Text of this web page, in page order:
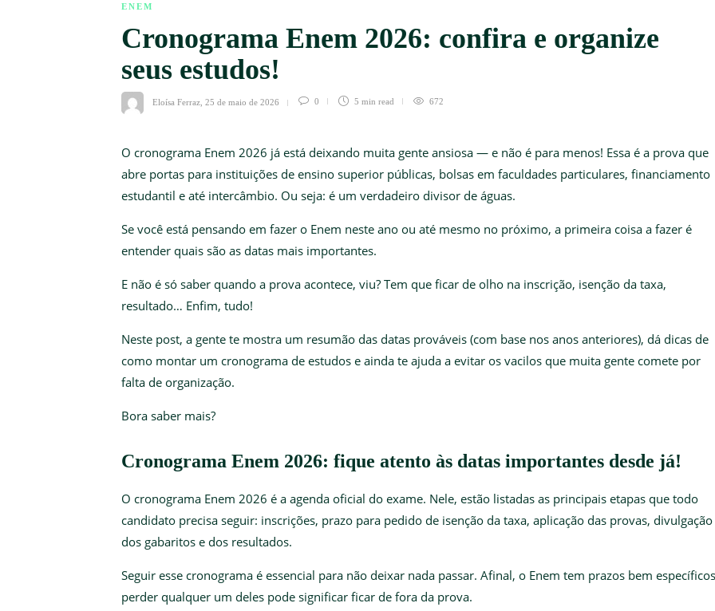
ENEM
Cronograma Enem 2026: confira e organize
seus estudos!
Eloísa Ferraz 25 de maio de 2026 0 5 min read 672
O cronograma Enem 2026 já está deixando muita gente ansiosa — e não é para menos! Essa é a prova que
abre portas para instituições de ensino superior públicas, bolsas em faculdades particulares, financiamento
estudantil e até intercâmbio. Ou seja: é um verdadeiro divisor de águas.
Se você está pensando em fazer o Enem neste ano ou até mesmo no próximo, a primeira coisa a fazer é
entender quais são as datas mais importantes.
E não é só saber quando a prova acontece, viu? Tem que ficar de olho na inscrição, isenção da taxa,
resultado… Enfim, tudo!
Neste post, a gente te mostra um resumão das datas prováveis (com base nos anos anteriores), dá dicas de
como montar um cronograma de estudos e ainda te ajuda a evitar os vacilos que muita gente comete por
falta de organização.
Bora saber mais?
Cronograma Enem 2026: fique atento às datas importantes desde já!
O cronograma Enem 2026 é a agenda oficial do exame. Nele, estão listadas as principais etapas que todo
candidato precisa seguir: inscrições, prazo para pedido de isenção da taxa, aplicação das provas, divulgação
dos gabaritos e dos resultados.
Seguir esse cronograma é essencial para não deixar nada passar. Afinal, o Enem tem prazos bem
perder qualquer um deles pode significar ficar de fora da prova.